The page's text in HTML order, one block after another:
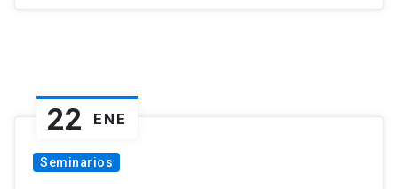
22 ENE
Seminarios